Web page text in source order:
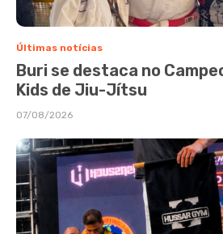
Últimas notícias
Buri se destaca no
Kids de Jiu-Jítsu
07/08/2026